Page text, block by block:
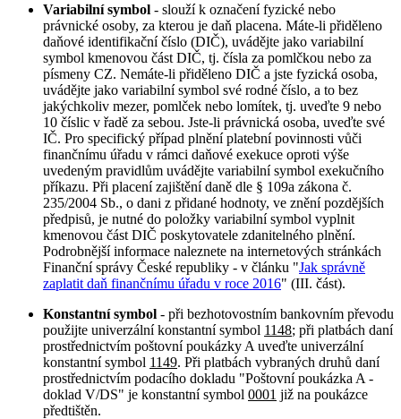
Variabilní symbol - slouží k označení fyzické nebo
právnické osoby, za kterou je daň placena. Máte-li přiděleno
daňové identifikační číslo (DIČ), uvádějte jako variabilní
symbol kmenovou část DIČ, tj. čísla za pomlčkou nebo za
písmeny CZ. Nemáte-li přiděleno DIČ a jste fyzická osoba,
uvádějte jako variabilní symbol své rodné číslo, a to bez
jakýchkoliv mezer, pomlček nebo lomítek, tj. uveďte 9 nebo
10 číslic v řadě za sebou. Jste-li právnická osoba, uveďte své
IČ. Pro specifický případ plnění platební povinnosti vůči
finančnímu úřadu v rámci daňové exekuce oproti výše
uvedeným pravidlům uvádějte variabilní symbol exekučního
příkazu. Při placení zajištění daně dle § 109a zákona č.
235/2004 Sb., o dani z přidané hodnoty, ve znění pozdějších
předpisů, je nutné do položky variabilní symbol vyplnit
kmenovou část DIČ poskytovatele zdanitelného plnění.
Podrobnější informace naleznete na internetových stránkách
Finanční správy České republiky - v článku "Jak správně
zaplatit daň finančnímu úřadu v roce 2016" (III. část).
Konstantní symbol - při bezhotovostním bankovním převodu
použijte univerzální konstantní symbol 1148; při platbách daní
prostřednictvím poštovní poukázky A uveďte univerzální
konstantní symbol 1149. Při platbách vybraných druhů daní
prostřednictvím podacího dokladu "Poštovní poukázka A -
doklad V/DS" je konstantní symbol 0001 již na poukázce
předtištěn.